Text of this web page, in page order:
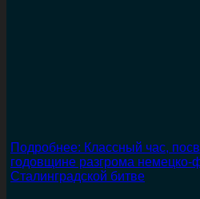
Подробнее: Классный час,
годовщине разгрома немецко-
Сталинградской битве